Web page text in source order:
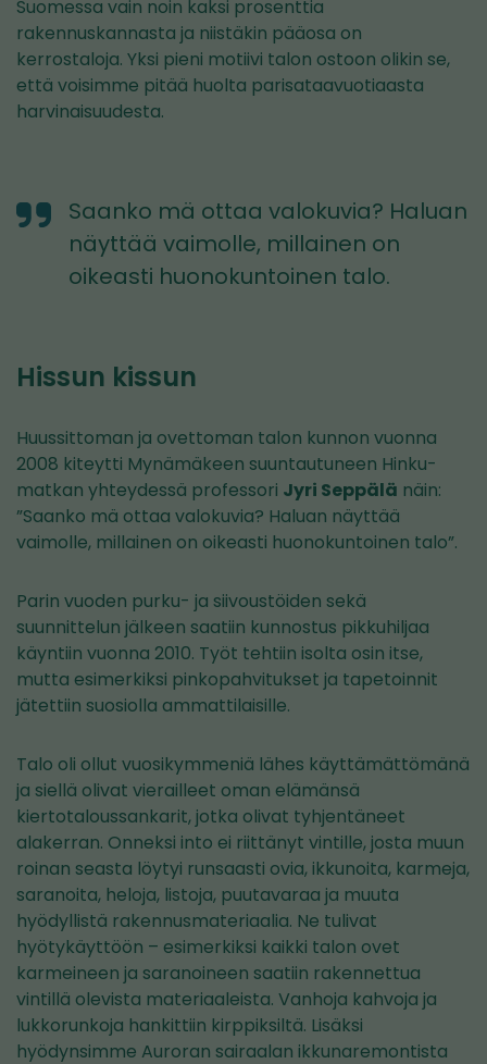
Suomessa vain noin kaksi prosenttia
rakennuskannasta ja niistäkin pääosa on
kerrostaloja. Yksi pieni motiivi talon ostoon olikin se,
että voisimme pitää huolta parisataavuotiaasta
harvinaisuudesta.
Saanko mä ottaa valokuvia? Haluan
näyttää vaimolle, millainen on
oikeasti huonokuntoinen talo.
Hissun kissun
Huussittoman ja ovettoman talon kunnon vuonna
2008 kiteytti Mynämäkeen suuntautuneen Hinku-
matkan yhteydessä professori Jyri Seppälä näin:
”Saanko mä ottaa valokuvia? Haluan näyttää
vaimolle, millainen on oikeasti huonokuntoinen talo”.
Parin vuoden purku- ja siivoustöiden sekä
suunnittelun jälkeen saatiin kunnostus pikkuhiljaa
käyntiin vuonna 2010. Työt tehtiin isolta osin itse,
mutta esimerkiksi pinkopahvitukset ja tapetoinnit
jätettiin suosiolla ammattilaisille.
Talo oli ollut vuosikymmeniä lähes käyttämättömänä
ja siellä olivat vierailleet oman elämänsä
kiertotaloussankarit, jotka olivat tyhjentäneet
alakerran. Onneksi into ei riittänyt vintille, josta muun
roinan seasta löytyi runsaasti ovia, ikkunoita, karmeja,
saranoita, heloja, listoja, puutavaraa ja muuta
hyödyllistä rakennusmateriaalia. Ne tulivat
hyötykäyttöön – esimerkiksi kaikki talon ovet
karmeineen ja saranoineen saatiin rakennettua
vintillä olevista materiaaleista. Vanhoja kahvoja ja
lukkorunkoja hankittiin kirppiksiltä. Lisäksi
hyödynsimme Auroran sairaalan ikkunaremontista